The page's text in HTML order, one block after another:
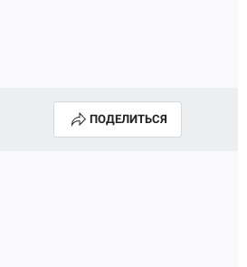
ПОДЕЛИТЬСЯ